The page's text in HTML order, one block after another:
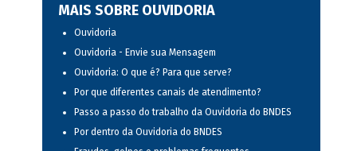
MAIS SOBRE OUVIDORIA
Ouvidoria
Ouvidoria - Envie sua Mensagem
Ouvidoria: O que é? Para que serve?
Por que diferentes canais de atendimento?
Passo a passo do trabalho da Ouvidoria do BNDES
Por dentro da Ouvidoria do BNDES